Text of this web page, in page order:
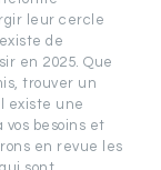
leur cercle
de
en 2025. Que
trouver un
existe une
besoins et
en revue les